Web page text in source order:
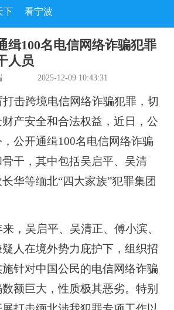
下 看宁波
缉100名电信网络诈骗犯罪
人员
2025-12-09 10:43:31
击跨境电信网络诈骗犯罪，切
产安全和合法权益，近日，公
公开通缉100名电信网络诈骗
干，其中包括吴启平、吴清
华等缅北“四大家族”犯罪集团
，吴启平、吴清正、傅小滨、
人在境外势力庇护下，组织招
针对中国公民的电信网络诈骗
额巨大，性质极其恶劣。特别